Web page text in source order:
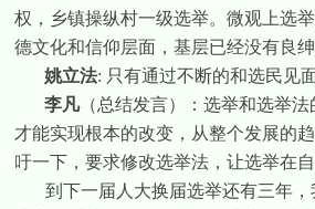
权，乡镇操纵村一级选举。微观上选
德文化和信仰层面，基层已经没有良
姚立法: 只有通过不断的和选民见
李凡（总结发言）：选举和选举
才能实现根本的改变，从整个发展的
吁一下，要求修改选举法，让选举在
到下一届人大换届选举还有三年